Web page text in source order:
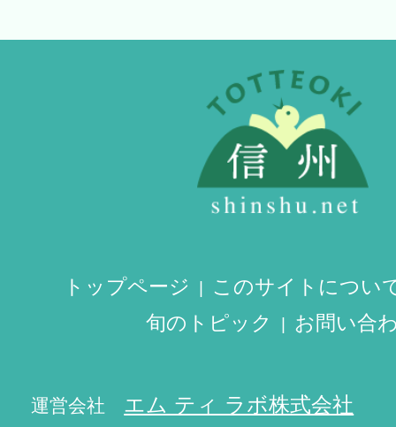
トップページ
このサイトについ
旬のトピック
お問い合
運営会社 エム ティ ラボ株式会社